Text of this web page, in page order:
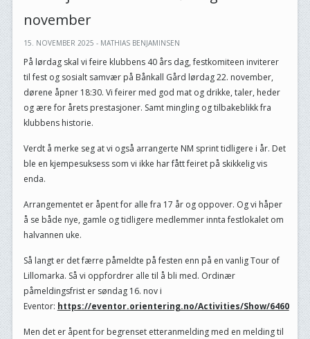
november
15. NOVEMBER 2025 - MATHIAS BENJAMINSEN
På lørdag skal vi feire klubbens 40 års dag, festkomiteen inviterer
til fest og sosialt samvær på Bånkall Gård lørdag 22. november,
dørene åpner 18:30. Vi feirer med god mat og drikke, taler, heder
og ære for årets prestasjoner. Samt mingling og tilbakeblikk fra
klubbens historie.
Verdt å merke seg at vi også arrangerte NM sprint tidligere i år. Det
ble en kjempesuksess som vi ikke har fått feiret på skikkelig vis
enda.
Arrangementet er åpent for alle fra 17 år og oppover. Og vi håper
å se både nye, gamle og tidligere medlemmer innta festlokalet om
halvannen uke.
Så langt er det færre påmeldte på festen enn på en vanlig Tour of
Lillomarka. Så vi oppfordrer alle til å bli med. Ordinær
påmeldingsfrist er søndag 16. nov i
Eventor: https://eventor.orientering.no/Activities/Show/6460
Men det er åpent for begrenset etteranmelding med en melding til